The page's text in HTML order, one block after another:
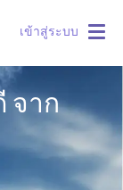
เข้าสู่ระบบ
จาก